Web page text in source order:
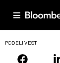
PODELI VEST